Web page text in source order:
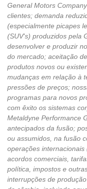
General Motors
clientes; demanda
(especialmente picapes
(SUV's) produzidos pela
desenvolver e produzir
do mercado; aceitação
produtos novos ou
mudanças em relação à
pressões de preços;
programas para novos
com êxito os sistemas
Metaldyne Performance
antecipados da fusão;
ou assumidos, na fusão
operações
acordos comerciais,
política, impostos e
interrupções de